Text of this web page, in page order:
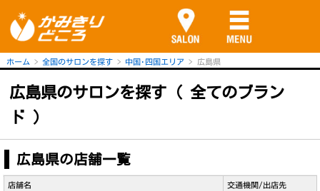
ホーム 全国のサロンを探す 中国･四国エリア 広島県
広島県のサロンを探す ( 全てのブラン
ド )
広島県の店舗一覧
店舗名 交通機関/出店先